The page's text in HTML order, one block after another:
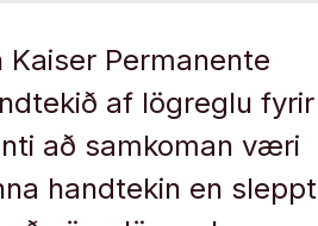
Permanente
af lögreglu fyrir
að samkoman væri
handtekin en sleppt